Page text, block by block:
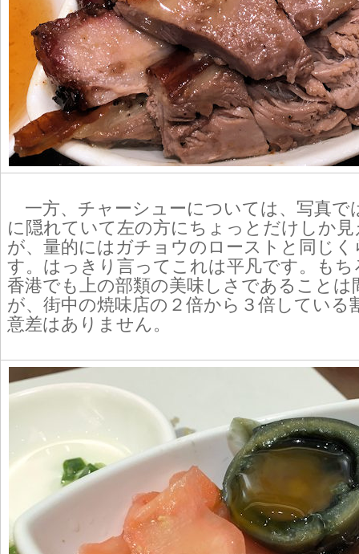
一方、チャーシューについては、写真で
に隠れていて左の方にちょっとだけしか
が、量的にはガチョウのローストと同じ
す。はっきり言ってこれは平凡です。もち
香港でも上の部類の美味しさであることは
が、街中の焼味店の２倍から３倍している
意差はありません。